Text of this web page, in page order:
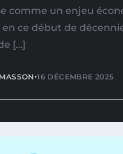
comme un enjeu
ce début de
[…]
•16 DÉCEMBRE 2025